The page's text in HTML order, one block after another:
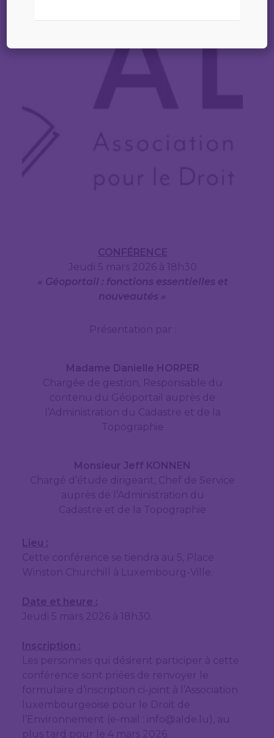
CONFÉRENCE
Jeudi 5 mars 2026 à 18h30
« Géoportail : fonctions essentielles et
nouveautés »
Présentation par :
Madame Danielle HORPER
Chargée de gestion, Responsable du
contenu du Géoportail auprès de
l’Administration du Cadastre et de la
Topographie
Monsieur Jeff KONNEN
Chargé d’étude dirigeant, Chef de Service
auprès de l’Administration du
Cadastre et de la Topographie
Lieu :
Cette conférence se tiendra au 5, Place
Winston Churchill à Luxembourg-Ville.
Date et heure :
Jeudi 5 mars 2026 à 18h30.
Inscription :
Les personnes qui désirent participer à cette
conférence sont priées de renvoyer le
formulaire d’inscription ci-joint à l’Association
luxembourgeoise pour le Droit de
l’Environnement (e-mail : info@alde.lu), au
plus tard pour le 4 mars 2026.